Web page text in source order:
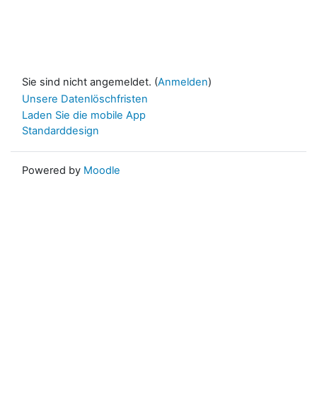
Sie sind nicht angemeldet. (Anmelden)
Unsere Datenlöschfristen
Laden Sie die mobile App
Standarddesign
Powered by Moodle